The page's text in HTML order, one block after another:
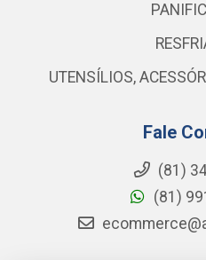
UTENSÍLIOS,
Fale
(81)
(81)